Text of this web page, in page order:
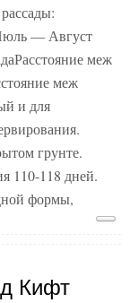
— Август
меж
меж
и для
грунте.
110-118 дней.
формы,
Кифт